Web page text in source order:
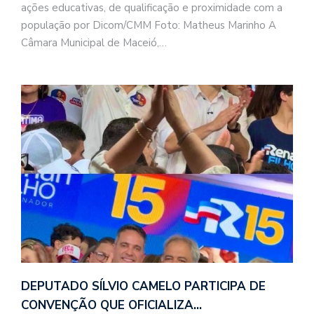
ações educativas, de qualificação e proximidade com a
população por Dicom/CMM Foto: Matheus Marinho A
Câmara Municipal de Maceió,…
DEPUTADO SÍLVIO CAMELO PARTICIPA DE
CONVENÇÃO QUE OFICIALIZA…